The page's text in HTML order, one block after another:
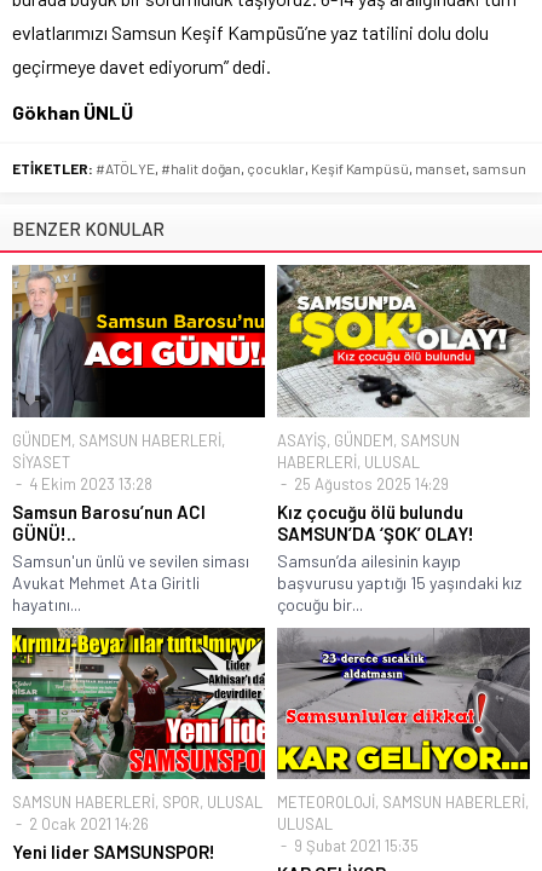
evlatlarımızı Samsun Keşif Kampüsü’ne yaz tatilini dolu dolu
geçirmeye davet ediyorum” dedi.
Gökhan ÜNLÜ
ETİKETLER: #ATÖLYE, #halit doğan, çocuklar, Keşif Kampüsü, manset, samsun
BENZER KONULAR
GÜNDEM, SAMSUN HABERLERİ,
SİYASET
4 Ekim 2023 13:28
Samsun Barosu’nun ACI
GÜNÜ!..
Samsun'un ünlü ve sevilen siması
Avukat Mehmet Ata Giritli
hayatını...
ASAYİŞ, GÜNDEM, SAMSUN
HABERLERİ, ULUSAL
25 Ağustos 2025 14:29
Kız çocuğu ölü bulundu
SAMSUN’DA ‘ŞOK’ OLAY!
Samsun’da ailesinin kayıp
başvurusu yaptığı 15 yaşındaki kız
çocuğu bir...
SAMSUN HABERLERİ, SPOR, ULUSAL
2 Ocak 2021 14:26
Yeni lider SAMSUNSPOR!
METEOROLOJİ, SAMSUN HABERLERİ,
ULUSAL
9 Şubat 2021 15:35